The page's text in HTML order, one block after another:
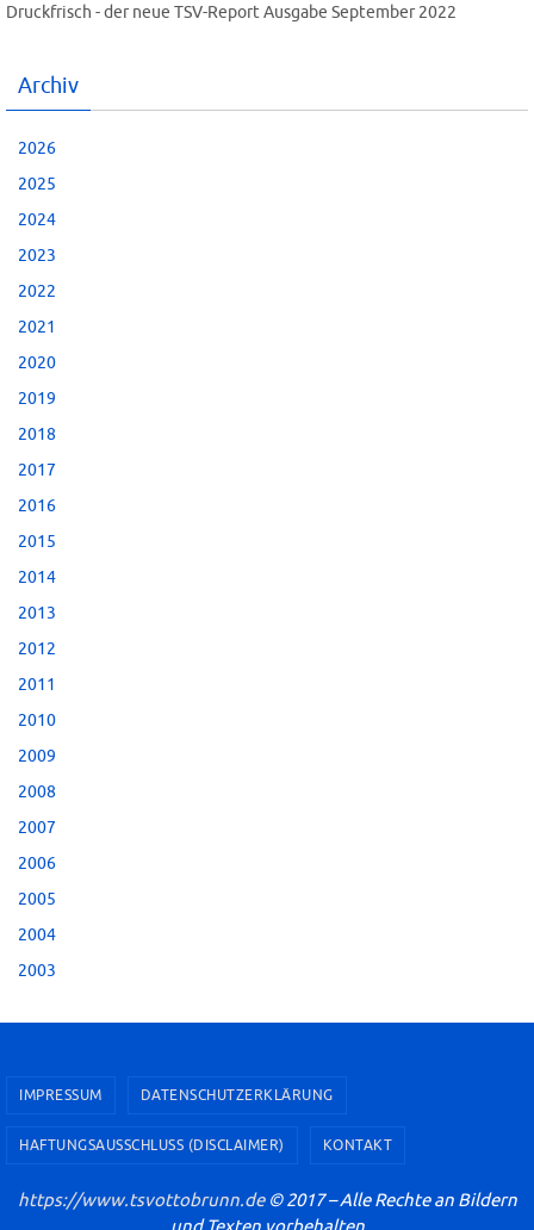
Druckfrisch - der neue TSV-Report Ausgabe September 2022
Archiv
2026
2025
2024
2023
2022
2021
2020
2019
2018
2017
2016
2015
2014
2013
2012
2011
2010
2009
2008
2007
2006
2005
2004
2003
IMPRESSUM DATENSCHUTZERKLÄRUNG
HAFTUNGSAUSSCHLUSS (DISCLAIMER) KONTAKT
https://www.tsvottobrunn.de © 2017 – Alle Rechte an Bildern